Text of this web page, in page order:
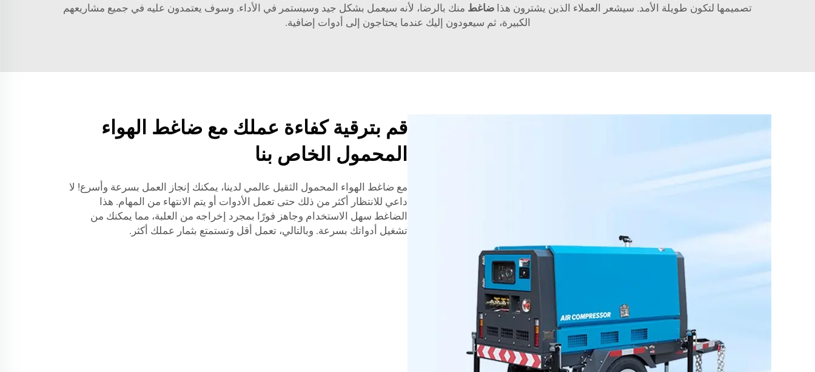
تصميمها لتكون طويلة الأمد. سيشعر العملاء الذين يشترون هذا ضاغط منك بالرضا، لأنه سيعمل بشكل جيد وسيستمر في الأداء. وسوف يعتمدون عليه في جميع مشاريعهم
الكبيرة، ثم سيعودون إليك عندما يحتاجون إلى أدوات إضافية.
قم بترقية كفاءة عملك مع ضاغط الهواء
المحمول الخاص بنا
مع ضاغط الهواء المحمول الثقيل عالمي لدينا، يمكنك إنجاز العمل بسرعة وأسرع! لا
داعي للانتظار أكثر من ذلك حتى تعمل الأدوات أو يتم الانتهاء من المهام. هذا
الضاغط سهل الاستخدام وجاهز فورًا بمجرد إخراجه من العلبة، مما يمكنك من
تشغيل أدواتك بسرعة. وبالتالي، تعمل أقل وتستمتع بثمار عملك أكثر.